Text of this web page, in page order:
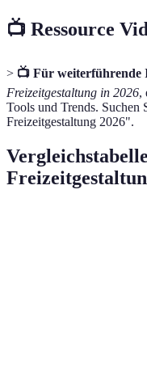
📺 Ressource
> 📺 Für weiterführende
Freizeitgestaltung in 2026,
Tools und Trends. Suchen
Freizeitgestaltung 2026".